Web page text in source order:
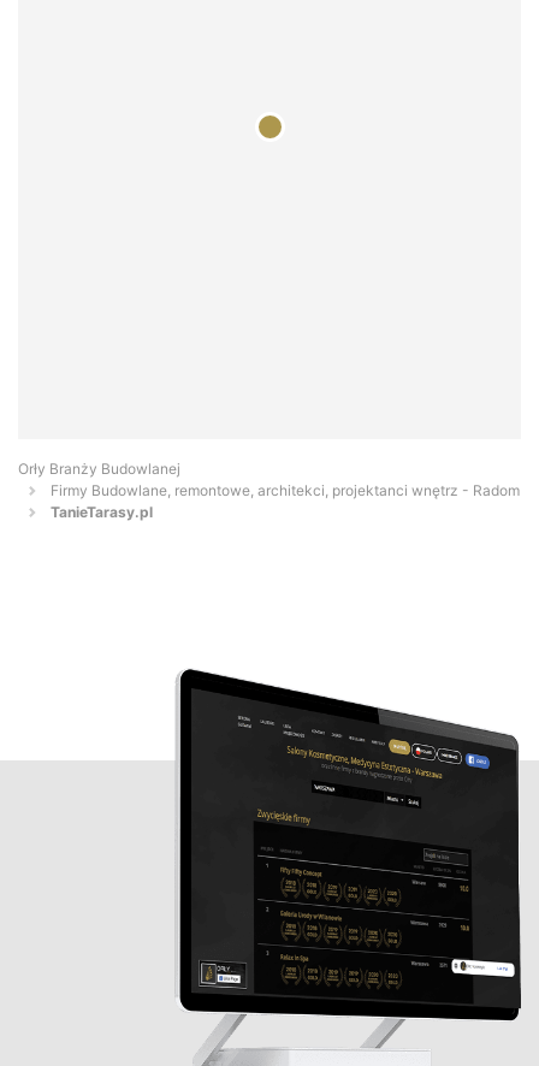
Orły Branży Budowlanej
Firmy Budowlane, remontowe, architekci, projektanci wnętrz - Radom
TanieTarasy.pl